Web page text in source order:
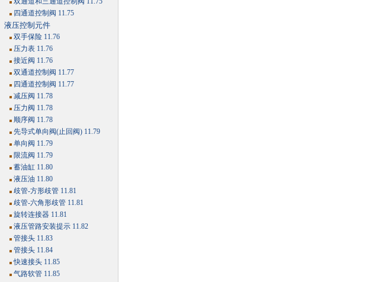
四通道控制阀 11.75
液压控制元件
双手保险 11.76
压力表 11.76
接近阀 11.76
双通道控制阀 11.77
四通道控制阀 11.77
减压阀 11.78
压力阀 11.78
顺序阀 11.78
先导式单向阀(止回阀) 11.79
单向阀 11.79
限流阀 11.79
蓄油缸 11.80
液压油 11.80
歧管-方形歧管 11.81
歧管-六角形歧管 11.81
旋转连接器 11.81
液压管路安装提示 11.82
管接头 11.83
管接头 11.84
快速接头 11.85
气路软管 11.85